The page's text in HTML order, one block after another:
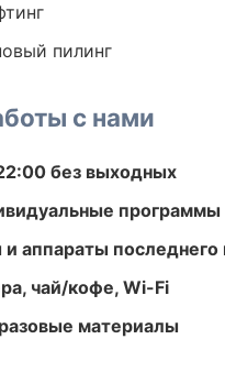
пилинг
с нами
без выходных
программы
аппараты последнего
чай/кофе, Wi-Fi
материалы